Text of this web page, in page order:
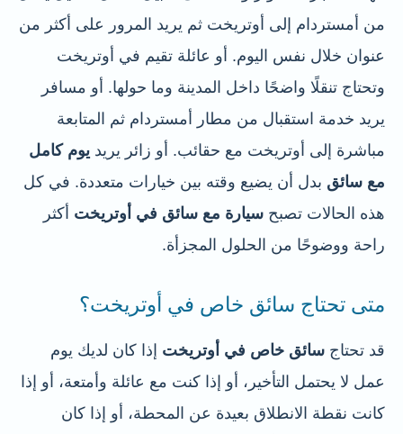
من أمستردام إلى أوتريخت ثم يريد المرور على أكثر من
عنوان خلال نفس اليوم. أو عائلة تقيم في أوتريخت
وتحتاج تنقلًا واضحًا داخل المدينة وما حولها. أو مسافر
يريد خدمة استقبال من مطار أمستردام ثم المتابعة
مباشرة إلى أوتريخت مع حقائب. أو زائر يريد يوم كامل
مع سائق بدل أن يضيع وقته بين خيارات متعددة. في كل
هذه الحالات تصبح سيارة مع سائق في أوتريخت أكثر
راحة ووضوحًا من الحلول المجزأة.
متى تحتاج سائق خاص في أوتريخت؟
قد تحتاج سائق خاص في أوتريخت إذا كان لديك يوم
عمل لا يحتمل التأخير، أو إذا كنت مع عائلة وأمتعة، أو إذا
كانت نقطة الانطلاق بعيدة عن المحطة، أو إذا كان